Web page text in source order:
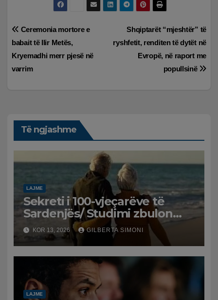
Lëvizje
te
postimet
Shqiptarët “mjeshtër” të
ryshfetit, renditen të dytët në
Evropë, në raport me
popullsinë
Ceremonia mortore e
babait të Ilir Metës,
Kryemadhi merr pjesë në
varrim
Të ngjashme
LAJME
Sekreti i 100-vjeçarëve të
Sardenjës/ Studimi zbulon
rolin e mendjes dhe
emocioneve
KOR 13, 2026 GILBERTA SIMONI
LAJME